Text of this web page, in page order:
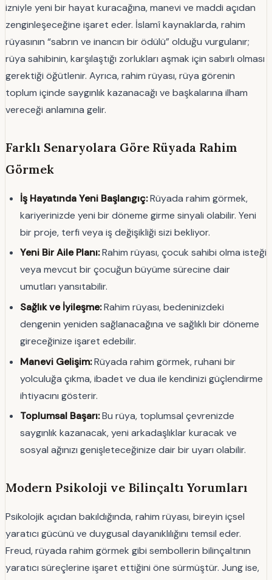
izniyle yeni bir hayat kuracağına, manevi ve maddi açıdan
zenginleşeceğine işaret eder. İslamî kaynaklarda, rahim
rüyasının “sabrın ve inancın bir ödülü” olduğu vurgulanır;
rüya sahibinin, karşılaştığı zorlukları aşmak için sabırlı olması
gerektiği öğütlenir. Ayrıca, rahim rüyası, rüya görenin
toplum içinde saygınlık kazanacağı ve başkalarına ilham
vereceği anlamına gelir.
Farklı Senaryolara Göre Rüyada Rahim
Görmek
İş Hayatında Yeni Başlangıç:Rüyada rahim görmek,
kariyerinizde yeni bir döneme girme sinyali olabilir. Yeni
bir proje, terfi veya iş değişikliği sizi bekliyor.
Yeni Bir Aile Planı:Rahim rüyası, çocuk sahibi olma isteği
veya mevcut bir çocuğun büyüme sürecine dair
umutları yansıtabilir.
Sağlık ve İyileşme:Rahim rüyası, bedeninizdeki
dengenin yeniden sağlanacağına ve sağlıklı bir döneme
gireceğinize işaret edebilir.
Manevi Gelişim:Rüyada rahim görmek, ruhani bir
yolculuğa çıkma, ibadet ve dua ile kendinizi güçlendirme
ihtiyacını gösterir.
Toplumsal Başarı:Bu rüya, toplumsal çevrenizde
saygınlık kazanacak, yeni arkadaşlıklar kuracak ve
sosyal ağınızı genişleteceğinize dair bir uyarı olabilir.
Modern Psikoloji ve Bilinçaltı Yorumları
Psikolojik açıdan bakıldığında, rahim rüyası, bireyin içsel
yaratıcı gücünü ve duygusal dayanıklılığını temsil eder.
Freud, rüyada rahim görmek gibi sembollerin bilinçaltının
yaratıcı süreçlerine işaret ettiğini öne sürmüştür. Jung ise,